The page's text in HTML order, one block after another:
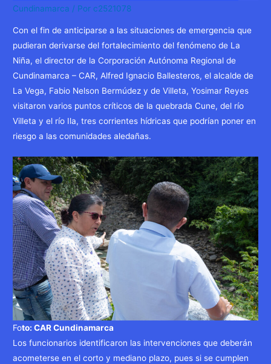
Cundinamarca / Por c2521078
Con el fin de anticiparse a las situaciones de emergencia que
pudieran derivarse del fortalecimiento del fenómeno de La
Niña, el director de la Corporación Autónoma Regional de
Cundinamarca – CAR, Alfred Ignacio Ballesteros, el alcalde de
La Vega, Fabio Nelson Bermúdez y de Villeta, Yosimar Reyes
visitaron varios puntos críticos de la quebrada Cune, del río
Villeta y el río Ila, tres corrientes hídricas que podrían poner en
riesgo a las comunidades aledañas.
Foto: CAR Cundinamarca
Los funcionarios identificaron las intervenciones que deberán
acometerse en el corto y mediano plazo, pues si se cumplen